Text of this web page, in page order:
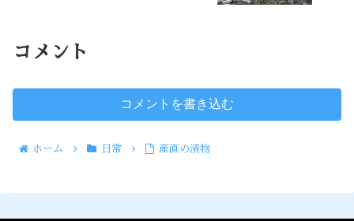
コメント
コメントを書き込む
ホーム 日常 産直の漬物